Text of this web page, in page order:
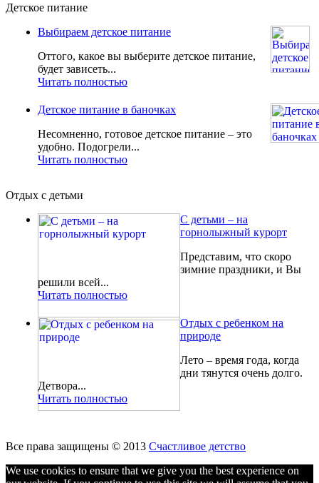
Детское питание
Выбираем детское питание
Оттого, какое вы выберите детское питание,
будет зависеть...
Читать полностью
Детское питание в баночках
Несомненно, готовое детское питание – это
удобно. Подогрели...
Читать полностью
Отдых с детьми
С детьми – на
горнолыжный курорт
Представим, что скоро
зимние праздники, и Вы
решили всей...
Читать полностью
Отдых с ребенком на
природе
Лето – время года, когда
дни тянутся очень долго.
Детвора...
Читать полностью
Все права защищены © 2013 Счастливое детство
We use cookies to ensure that we give you the best experience on